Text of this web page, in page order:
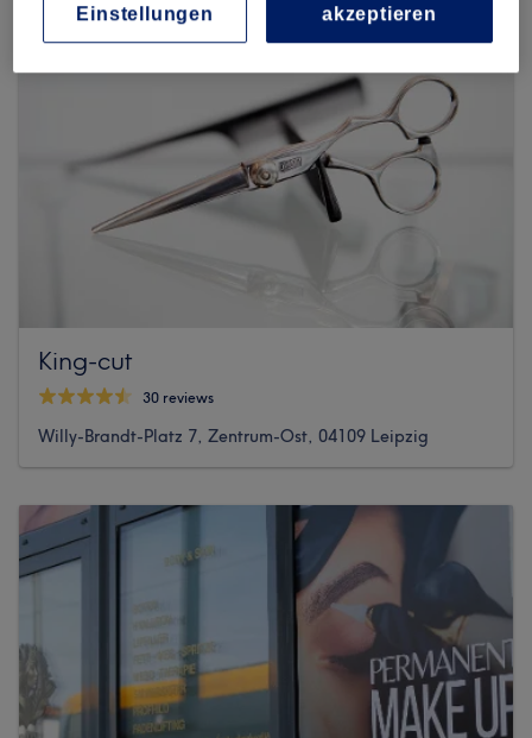
King-cut
30 reviews
Willy-Brandt-Platz 7, Zentrum-Ost, 04109 Leipzig
Einstellungen
akzeptieren